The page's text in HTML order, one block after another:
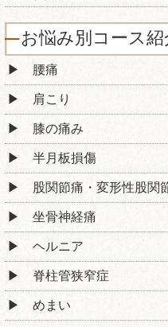
お悩み別コース紹
腰痛
肩こり
膝の痛み
半月板損傷
股関節痛・変形性股関
坐骨神経痛
ヘルニア
脊柱管狭窄症
めまい